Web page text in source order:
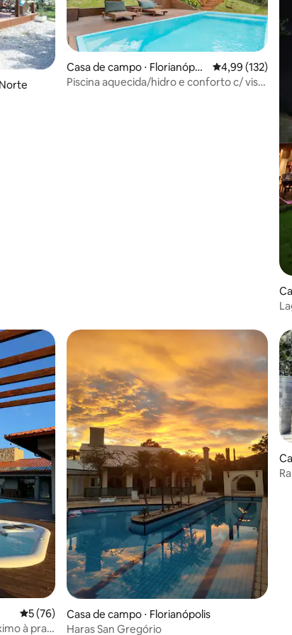
Casa de campo ⋅ Florianópoli
s
4,99 de uma
4,99 (132)
Piscina aquecida/hidro e conforto c/ vista
hóspedes
5 de uma avaliação média de 5, 76 avaliações
5 (76)
à praia
Casa de campo ⋅ Florianópolis
Haras San Gregório